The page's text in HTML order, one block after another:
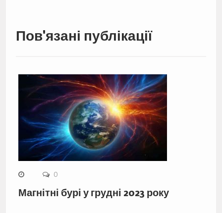
Пов'язані публікації
0
Магнітні бурі у грудні 2023 року